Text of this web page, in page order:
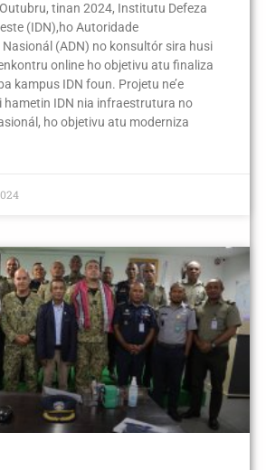
tinan 2024, Institutu Defeza
(IDN),ho Autoridade
(ADN) no konsultór sira husi
online ho objetivu atu finaliza
kampus IDN foun. Projetu ne’e
hametin IDN nia infraestrutura no
ho objetivu atu moderniza